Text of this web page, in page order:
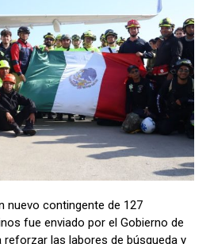
nuevo contingente de 127
fue enviado por el Gobierno de
reforzar las labores de búsqueda y